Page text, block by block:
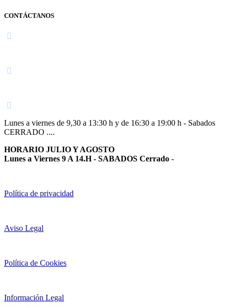
CONTÁCTANOS
Lunes a viernes de 9,30 a 13:30 h y de 16:30 a 19:00 h - Sabados
CERRADO ....
HORARIO JULIO Y AGOSTO
Lunes a Viernes 9 A 14.H - SABADOS Cerrado -
Política de privacidad
Aviso Legal
Política de Cookies
Información Legal